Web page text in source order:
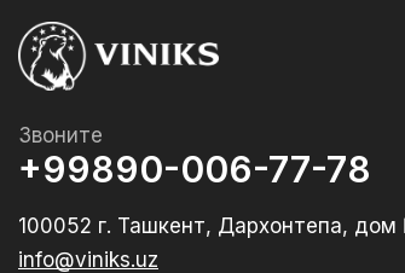
Звоните
+99890-006-77-78
100052 г. Ташкент, Дархонтепа,
info@viniks.uz